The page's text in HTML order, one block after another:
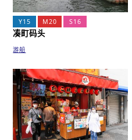
Y15 M20 S16
凑町码头
游船